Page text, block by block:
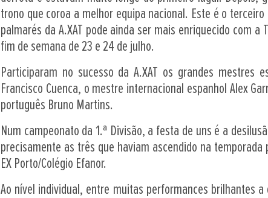
trono que coroa a melhor equipa nacional. Este é o
palmarés da A.XAT pode ainda ser mais enriquecido com
fim de semana de 23 e 24 de julho.
Participaram no sucesso da A.XAT os grandes mestres
Francisco Cuenca, o mestre internacional espanhol Alex
português Bruno Martins.
Num campeonato da 1.ª Divisão, a festa de uns é a
precisamente as três que haviam ascendido na temporada
EX Porto/Colégio Efanor.
Ao nível individual, entre muitas performances brilhantes